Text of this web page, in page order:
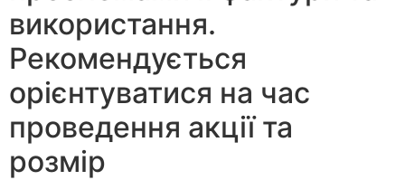
використання.
Рекомендується
орієнтуватися на час
проведення акції та
розмір